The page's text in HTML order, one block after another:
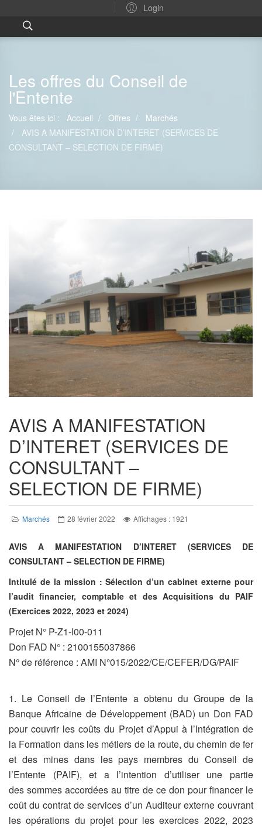
Login
Les offres du Conseil de
l'Entente
Vous êtes ici : Accueil Offres
Marchés
AVIS A MANIFESTATION D’INTERET (SERVICES DE
CONSULTANT – SELECTION DE FIRME)
AVIS A MANIFESTATION
D’INTERET (SERVICES DE
CONSULTANT –
SELECTION DE FIRME)
Marchés 28 février 2022 Affichages : 1921
AVIS A MANIFESTATION D’INTERET (SERVICES DE
CONSULTANT – SELECTION DE FIRME)
Intitulé de la mission : Sélection d’un cabinet externe pour
l’audit financier, comptable et des Acquisitions du PAIF
(Exercices 2022, 2023 et 2024)
Projet N° P-Z1-I00-011
Don FAD N° : 2100155037866
N° de référence : AMI N°015/2022/CE/CEFER/DG/PAIF
1. Le Conseil de l’Entente a obtenu du Groupe de la
Banque Africaine de Développement (BAD) un Don FAD
pour couvrir les coûts du Projet d’Appui à l’Intégration de
la Formation dans les métiers de la route, du chemin de fer
et des mines dans les pays membres du Conseil de
l’Entente (PAIF), et a l’intention d’utiliser une partie
des sommes accordées au titre de ce don pour financer le
coût du contrat de services d’un Auditeur externe couvrant
les opérations du projet pour les exercices 2022, 2023